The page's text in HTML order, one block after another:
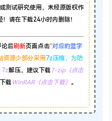
测试研究使用，未经原版权作
请在下载24小时内删除！
论后刷新页面点击“对应的蓝字
资源少部分采用 7z压缩，
为防
7z解压，建议下载 7-zip（点击
载 WinRAR（点击下载） 。